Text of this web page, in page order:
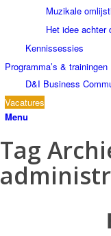
Muzikale
Het idee achter
Kennissessies
Programma’s & trainingen
D&I Business
Vacatures
Menu
Tag